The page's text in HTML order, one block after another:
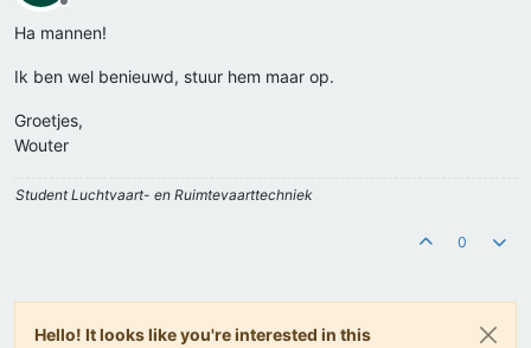
Offline
Ha mannen!
Ik ben wel benieuwd, stuur hem maar op.
Groetjes,
Wouter
Student Luchtvaart- en Ruimtevaarttechniek
0
Hello! It looks like you're interested in this